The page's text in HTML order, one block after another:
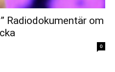
Radiodokumentär om
0